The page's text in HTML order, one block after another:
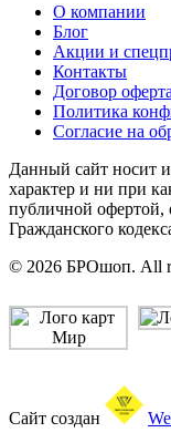
О компании
Блог
Акции и
Контакты
Договор оферта
Политика
Согласие на
Данный сайт носит
характер и ни при
публичной офертой,
Гражданского
© 2026 БРОшоп. All
Сайт создан